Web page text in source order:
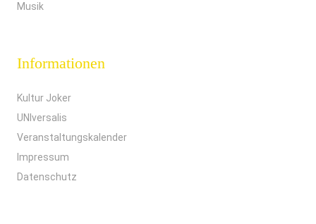
Musik
Informationen
Kultur Joker
UNIversalis
Veranstaltungskalender
Impressum
Datenschutz